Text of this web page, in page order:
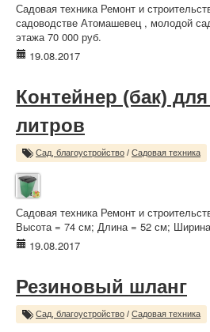
Садовая техника Ремонт и
садоводстве Атомашевец , молодой
этажа 70 000 руб.
19.08.2017
Контейнер (бак)
литров
Сад, благоустройство / Садовая техника
Садовая техника Ремонт и
Высота = 74 см; Длина = 52 см;
19.08.2017
Резиновый шланг
Сад, благоустройство / Садовая техника